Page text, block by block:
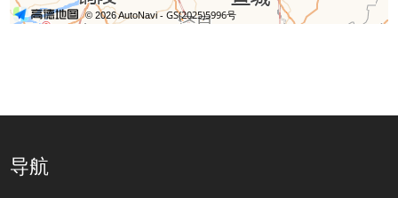
导航